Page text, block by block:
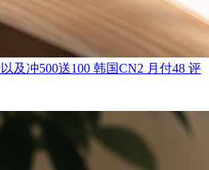
及冲500送100 韩国CN2 月付48 评